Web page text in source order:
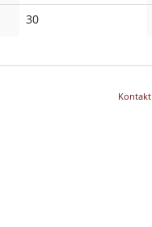
30Keine
Kontakt